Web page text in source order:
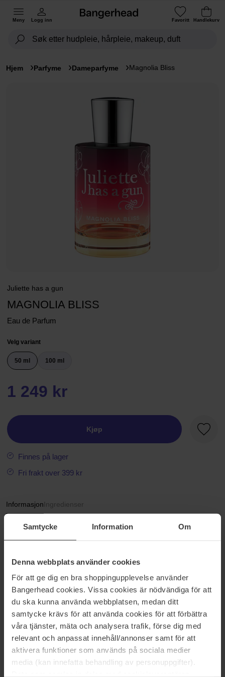
Samtycke Information Om
Denna webbplats använder cookies
För att ge dig en bra shoppingupplevelse använder
Bangerhead cookies. Vissa cookies är nödvändiga för att
du ska kunna använda webbplatsen, medan ditt
samtycke krävs för att använda cookies för att förbättra
våra tjänster, mäta och analysera trafik, förse dig med
relevant och anpassat innehåll/annonser samt för att
aktivera funktioner som används på sociala medier
media (kan innefatta behandling av personuppgifter).
Meny Logg inn Favoritt Handlekurv
Hjem Parfyme Dameparfyme Magnolia Bliss
Juliette has a gun
MAGNOLIA BLISS
Eau de Parfum
Velg variant
50 ml 100 ml
1 249 kr
Kjøp
Finnes på lager
Fri frakt over 399 kr
Informasjon Ingredienser
Magnolia Bliss er en fredelig komposisjon av Magnolia blomster,
"With the troubled times we’re going through, I am desperatly
looking for some blissfulness. As I think we all are. Here comes
Magnolia Bliss, where I imagined a Juliette as free as that famous
summer of ‘69. My Flower Power heroine falls for the bohemian
spirit without forgetting, as always, her rebellious nature...Peace! ""
Romano Ricc
Størrelse: 50 ml